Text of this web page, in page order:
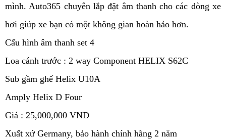
mình. Auto365 chuyên lắp đặt âm thanh cho các dòng xe
hơi giúp xe bạn có một không gian hoàn hảo hơn.
Cấu hình âm thanh set 4
Loa cánh trước : 2 way Component HELIX S62C
Sub gầm ghế Helix U10A
Amply Helix D Four
Giá : 25,000,000 VND
Xuất xứ Germany, bảo hành chính hãng 2 năm